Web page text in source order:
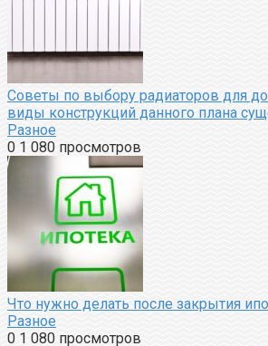
Советы по выбору радиаторов для
виды конструкций данного плана
Разное
0 1 080 просмотров
Что нужно делать после закрытия
Разное
0 1 080 просмотров